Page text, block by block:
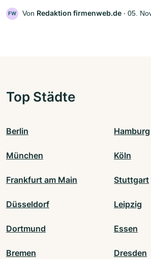
FW Von Redaktion firmenweb.de ‧ 05.
Top Städte
Berlin Hamburg
München Köln
Frankfurt am Main Stuttgart
Düsseldorf Leipzig
Dortmund Essen
Bremen Dresden